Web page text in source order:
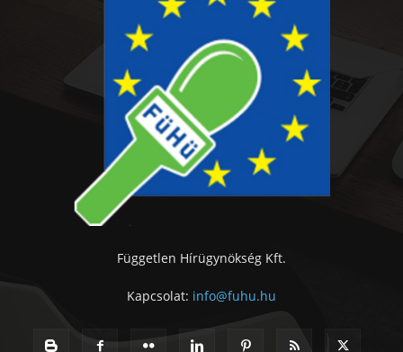
Független Hírügynökség Kft.
Kapcsolat: info@fuhu.hu